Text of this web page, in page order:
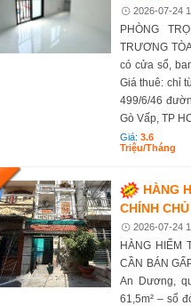
2026-07-24
PHÒNG
TRƯƠNG
có cửa sổ,
Giá thuê: chỉ
499/6/46
Gò Vấp, TP
Giá:3.6
Triệu/tháng
HÀNG
CHÍNH
2026-07-24
HÀNG HIẾM
CẦN BÁN
An Dương,
61,5m² – sổ